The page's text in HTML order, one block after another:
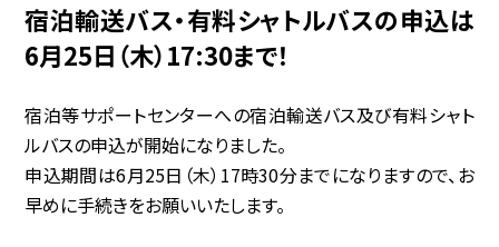
部門情報
生徒実行委員会
宿泊サポート
協賛企業
宿泊輸送バス・有料シャトルバスの申込は
6月25日（木）17:30まで！
宿泊等サポートセンターへの宿泊輸送バス及び有料シャト
ルバスの申込が開始になりました。
申込期間は6月25日（木）17時30分までになりますので、お
早めに手続きをお願いいたします。